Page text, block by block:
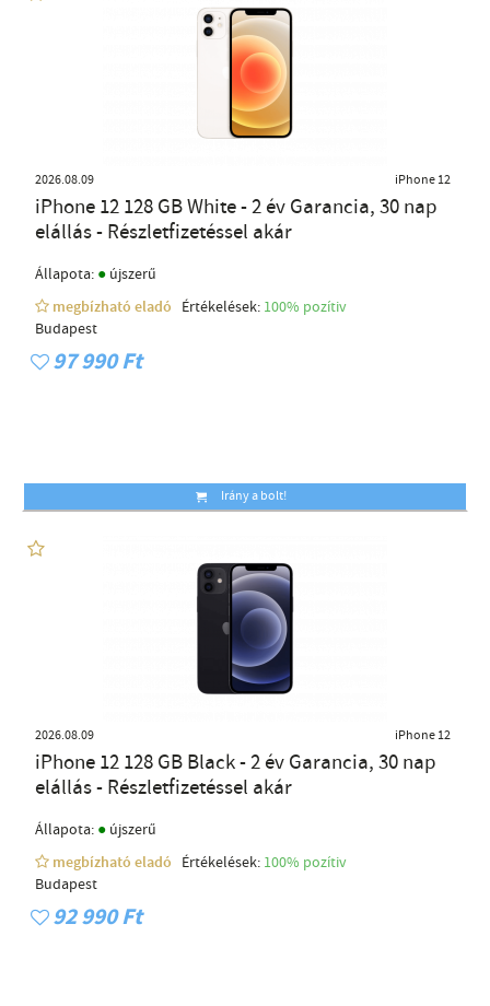
2026.08.09 iPhone 12
iPhone 12 128 GB White - 2 év Garancia, 30 nap
elállás - Részletfizetéssel akár
Állapota: ● újszerű
megbízható eladó
Értékelések: 100% pozítiv
Budapest
97 990 Ft
Irány a bolt!
2026.08.09 iPhone 12
iPhone 12 128 GB Black - 2 év Garancia, 30 nap
elállás - Részletfizetéssel akár
Állapota: ● újszerű
megbízható eladó
Értékelések: 100% pozítiv
Budapest
92 990 Ft